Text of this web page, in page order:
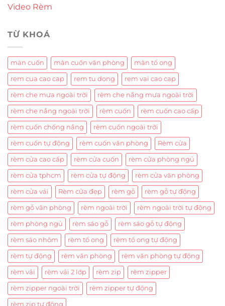
Video Rèm
TỪ KHOÁ
màn cuốn màn cuốn văn phòng màn tổ ong
rem cua cao cap rem tu dong rem vai cao cap
rèm che mưa ngoài trời rèm che nắng mưa ngoài trời
rèm che nắng ngoài trời rèm cuốn rèm cuốn cao cấp
rèm cuốn chống nắng rèm cuốn ngoài trời
rèm cuốn tự động rèm cuốn văn phòng Rèm cửa
rèm cửa cao cấp rèm cửa cuốn rèm cửa phòng ngủ
rèm cửa tphcm rèm cửa tự động rèm cửa văn phòng
rèm cửa vải Rèm cửa đẹp rèm gỗ rèm gỗ tự động
rèm gỗ văn phòng rèm ngoài trời rèm ngoài trời tự động
rèm phòng ngủ rèm sáo gỗ rèm sáo gỗ tự động
rèm sáo nhôm rèm tổ ong rèm tổ ong tự động
rèm tự động rèm văn phòng rèm văn phòng tự động
rèm vải rèm vải 2 lớp rèm zip rèm zipper
rèm zipper ngoài trời rèm zipper tự động
rèm zip tự động